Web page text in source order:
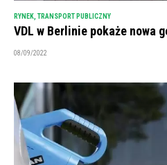
RYNEK, TRANSPORT PUBLICZNY
VDL w Berlinie pokaże nowa
08/09/2022